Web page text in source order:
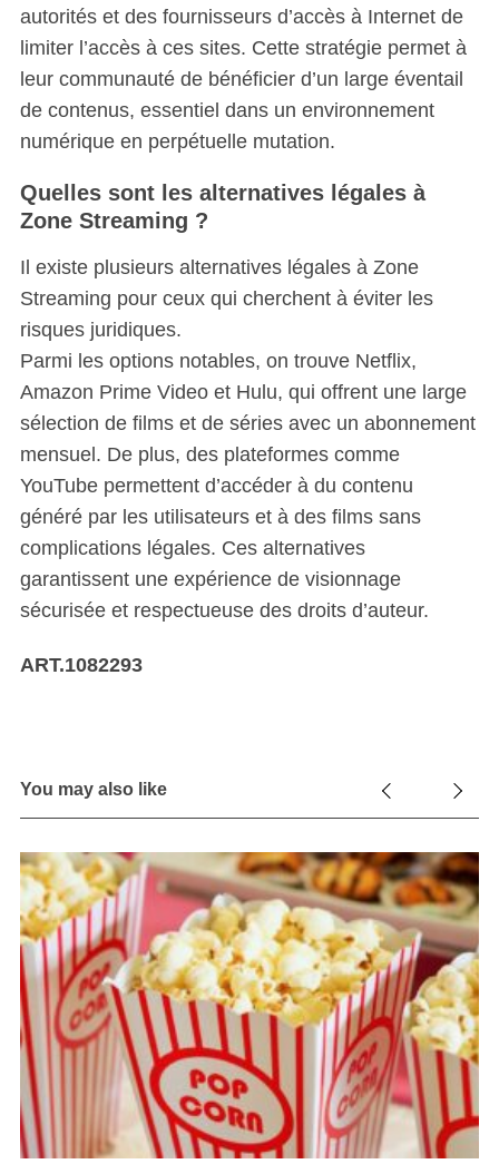
autorités et des fournisseurs d’accès à Internet de
limiter l’accès à ces sites. Cette stratégie permet à
leur communauté de bénéficier d’un large éventail
de contenus, essentiel dans un environnement
numérique en perpétuelle mutation.
Quelles sont les alternatives légales à
Zone Streaming ?
Il existe plusieurs alternatives légales à Zone
Streaming pour ceux qui cherchent à éviter les
risques juridiques.
Parmi les options notables, on trouve Netflix,
Amazon Prime Video et Hulu, qui offrent une large
sélection de films et de séries avec un abonnement
mensuel. De plus, des plateformes comme
YouTube permettent d’accéder à du contenu
généré par les utilisateurs et à des films sans
complications légales. Ces alternatives
garantissent une expérience de visionnage
sécurisée et respectueuse des droits d’auteur.
ART.1082293
You may also like